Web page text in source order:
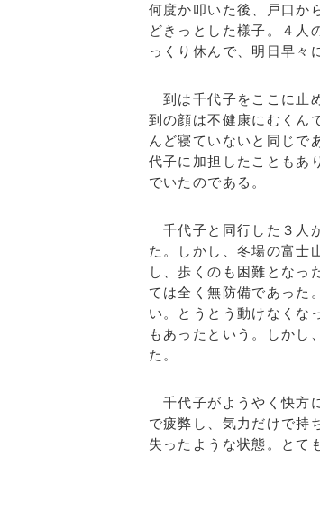
何度か叩いた後、戸口か
どきっとした様子。４人
っくり休んで、明日早々
到は千代子をここに止
到の顔は不健康にむくん
んど寝ていないと同じで
代子に加担したこともあ
でいたのである。
千代子と同行した３人
た。しかし、冬場の富士
し、歩くのも困難となっ
ては全く無防備であった
い。とうとう動けなくな
もあったという。しかし
た。
千代子がようやく快方
で疲弊し、気力だけで持
失ったような状態。とて